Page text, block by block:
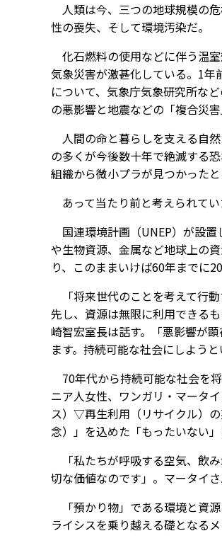
人類は今、三つの地球規模の
性の喪失、そして環境汚染だ。
化石燃料の使用などに伴う温
気象災害が激甚化している。1
について、気象庁気象研究所な
の悪影響と地震などの「複合災
人間の命と暮らしを支える自
の多くが今後数十年で絶滅する
組織から微小プラが見つかったと
あって当たり前と考えられて
国連環境計画（UNEP）が設
や生物資源、金属など地球上の
り、このままいけば60年までに
「将来世代のことを考えて行
先し、資源は無限に利用できる
崎智宏室長は話す。「悪影響が
ます。持続可能な社会にしよう
70年代から持続可能な社会を
ニア人女性、ワンガリ・マータ
ス）▽再生利用（リサイクル）――
念）」を込めた「もったいない
「私たちが呼吸する空気、飲
切な価値なのです」。マータイ
「預かり物」である環境と資源
ライシスを乗り越える礎となる